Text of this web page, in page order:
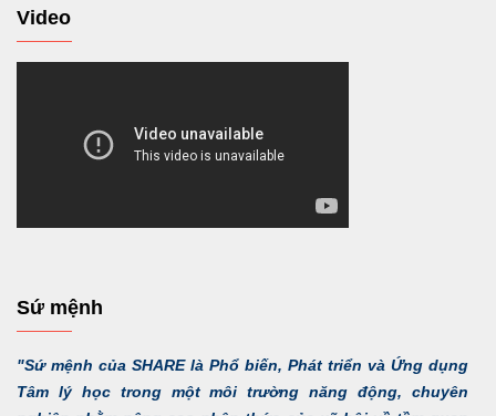
Video
Sứ mệnh
"Sứ mệnh của SHARE là Phổ biến, Phát triển và Ứng dụng
Tâm lý học trong một môi trường năng động, chuyên